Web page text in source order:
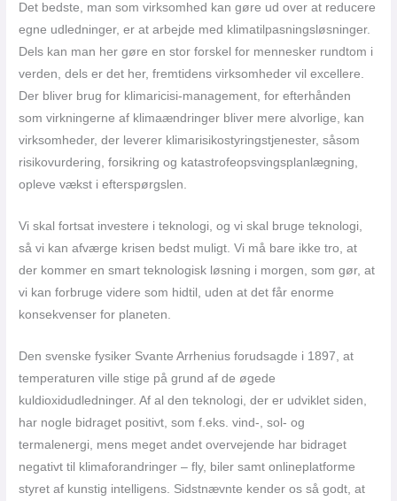
Det bedste, man som virksomhed kan gøre ud over at reducere
egne udledninger, er at arbejde med klimatilpasningsløsninger.
Dels kan man her gøre en stor forskel for mennesker rundtom i
verden, dels er det her, fremtidens virksomheder vil excellere.
Der bliver brug for klimaricisi-management, for efterhånden
som virkningerne af klimaændringer bliver mere alvorlige, kan
virksomheder, der leverer klimarisikostyringstjenester, såsom
risikovurdering, forsikring og katastrofeopsvingsplanlægning,
opleve vækst i efterspørgslen.
Vi skal fortsat investere i teknologi, og vi skal bruge teknologi,
så vi kan afværge krisen bedst muligt. Vi må bare ikke tro, at
der kommer en smart teknologisk løsning i morgen, som gør, at
vi kan forbruge videre som hidtil, uden at det får enorme
konsekvenser for planeten.
Den svenske fysiker Svante Arrhenius forudsagde i 1897, at
temperaturen ville stige på grund af de øgede
kuldioxidudledninger. Af al den teknologi, der er udviklet siden,
har nogle bidraget positivt, som f.eks. vind-, sol- og
termalenergi, mens meget andet overvejende har bidraget
negativt til klimaforandringer – fly, biler samt onlineplatforme
styret af kunstig intelligens. Sidstnævnte kender os så godt, at